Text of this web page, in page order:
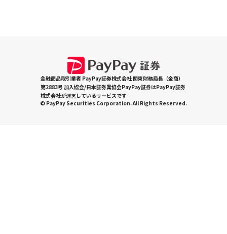
金融商品取引業者 PayPay証券株式会社 関東財務局長（金商）
第2883号 加入協会/日本証券業協会PayPay証券はPayPay証券
株式会社が運営しているサービスです
© PayPay Securities Corporation. All Rights Reserved.